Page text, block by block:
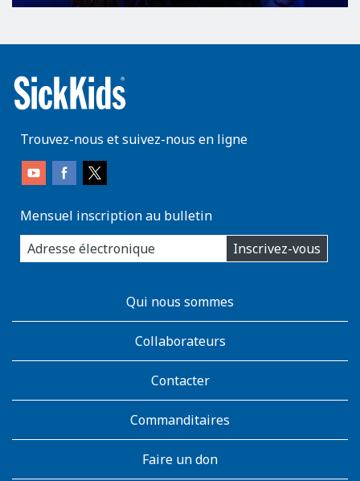
Trouvez-nous et suivez-nous en ligne
Mensuel inscription au bulletin
enter
you
email
Inscrivez-vous
AboutKidsHealthQui nous sommes
Collaborateurs
Contacter
Commanditaires
Faire un don